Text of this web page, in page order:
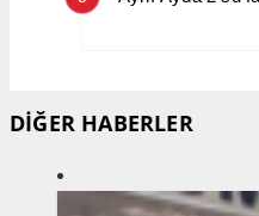
DİĞER HABERLER